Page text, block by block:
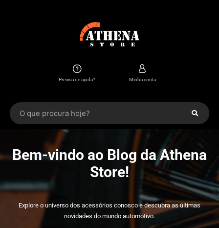
Precisa de ajuda? Minha conta
Bem-vindo ao Blog da Athena
Store!
Explore o universo dos acessórios conosco e descubra as últimas
novidades do mundo automotivo.